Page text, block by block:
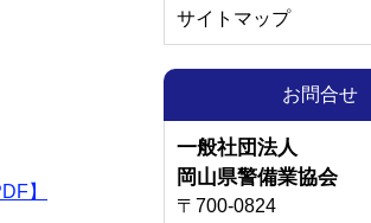
】
サイトマップ
お問合せ
一般社団法人
岡山県警備業協会
〒700-0824